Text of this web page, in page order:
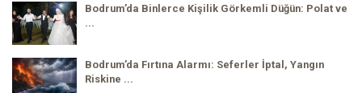
Bodrum’da Binlerce Kişilik Görkemli Düğün: Polat ve
...
Bodrum’da Fırtına Alarmı: Seferler İptal, Yangın
Riskine ...